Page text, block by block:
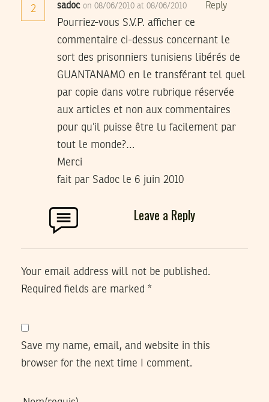
2 sadoc on 08/06/2010 at 08/06/2010 Reply
Pourriez-vous S.V.P. afficher ce
commentaire ci-dessus concernant le
sort des prisonniers tunisiens libérés de
GUANTANAMO en le transférant tel quel
par copie dans votre rubrique réservée
aux articles et non aux commentaires
pour qu’il puisse être lu facilement par
tout le monde?…
Merci
fait par Sadoc le 6 juin 2010
Leave a Reply
Your email address will not be published.
Required fields are marked *
Save my name, email, and website in this
browser for the next time I comment.